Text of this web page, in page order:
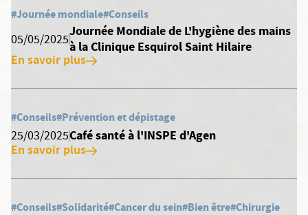
#Journée mondiale#Conseils
05/05/2025
Journée Mondiale de L'hygiène des mains
à la Clinique Esquirol Saint Hilaire
En savoir plus
#Conseils#Prévention et dépistage
25/03/2025Café santé à l'INSPE d'Agen
En savoir plus
#Conseils#Solidarité#Cancer du sein#Bien être#Chirurgie